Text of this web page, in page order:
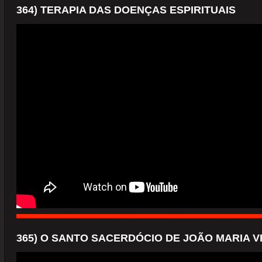
364) TERAPIA DAS DOENÇAS ESPIRITUAIS
365) O SANTO SACERDÓCIO DE JOÃO MARIA